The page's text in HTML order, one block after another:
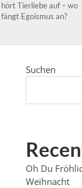
hört Tierliebe auf – wo
fängt Egoismus an?
Suchen
Oh Du
Weihnacht